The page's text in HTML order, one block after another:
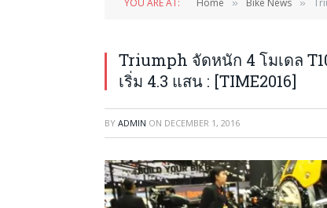
YOU ARE AT: Home » Bike News »
Triumph จัดหนัก 4 โมเดล
เริ่ม 4.3 แสน : [TIME2016]
BY ADMIN ON DECEMBER 1, 2016